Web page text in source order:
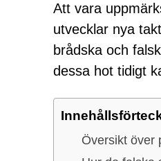
Att vara
utvecklar nya
brådska och
dessa hot tidigt
Översikt över